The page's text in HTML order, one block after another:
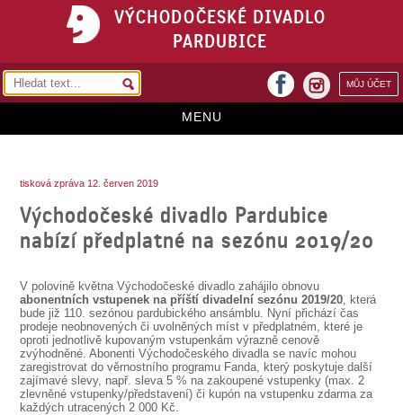
VÝCHODOČESKÉ DIVADLO
PARDUBICE
MŮJ ÚČET
facebook
MENU
REPERTOÁR
PŘEDPLATNÉ
KONTAKTY
O DIVADLE
SOUBOR
tisková zpráva 12. červen 2019
Východočeské divadlo Pardubice
nabízí předplatné na sezónu 2019/20
V polovině května Východočeské divadlo zahájilo obnovu
abonentních vstupenek na příští divadelní sezónu 2019/20, která
bude již 110. sezónou pardubického ansámblu. Nyní přichází čas
prodeje neobnovených či uvolněných míst v předplatném, které je
oproti jednotlivě kupovaným vstupenkám výrazně cenově
zvýhodněné. Abonenti Východočeského divadla se navíc mohou
zaregistrovat do věrnostního programu Fanda, který poskytuje další
zajímavé slevy, např. sleva 5 % na zakoupené vstupenky (max. 2
zlevněné vstupenky/představení) či kupón na vstupenku zdarma za
každých utracených 2 000 Kč.